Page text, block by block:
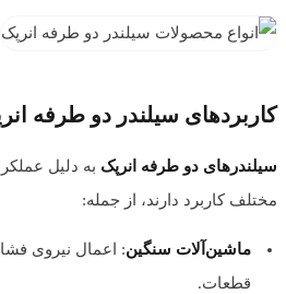
کاربردهای سیلندر دو طرفه
سیلندرهای دو طرفه انرپک به دلیل
مختلف کاربرد دارند، از جمله:
ماشین‌آلات سنگین: اعمال نیروی
قطعات.